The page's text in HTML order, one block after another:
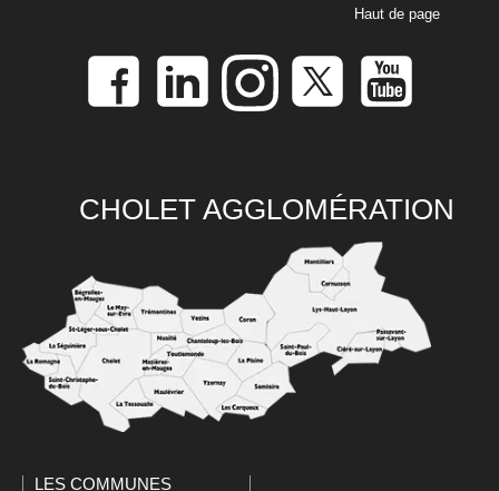
Haut de page
CHOLET AGGLOMÉRATION
LES COMMUNES